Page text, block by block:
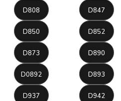
D808 D847
D850 D852
D873 D890
D0892 D893
D937 D942